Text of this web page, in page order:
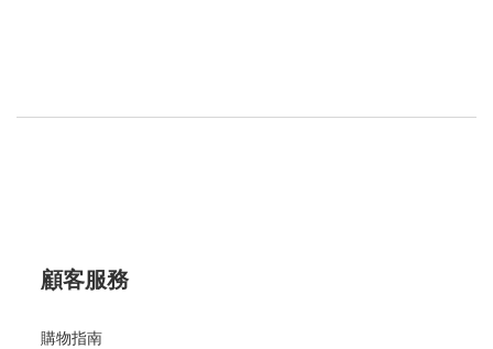
顧客服務
購物指南